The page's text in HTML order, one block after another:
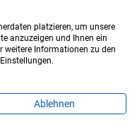
platzieren, um unsere
anzuzeigen und Ihnen ein
weitere Informationen zu den
Ablehnen